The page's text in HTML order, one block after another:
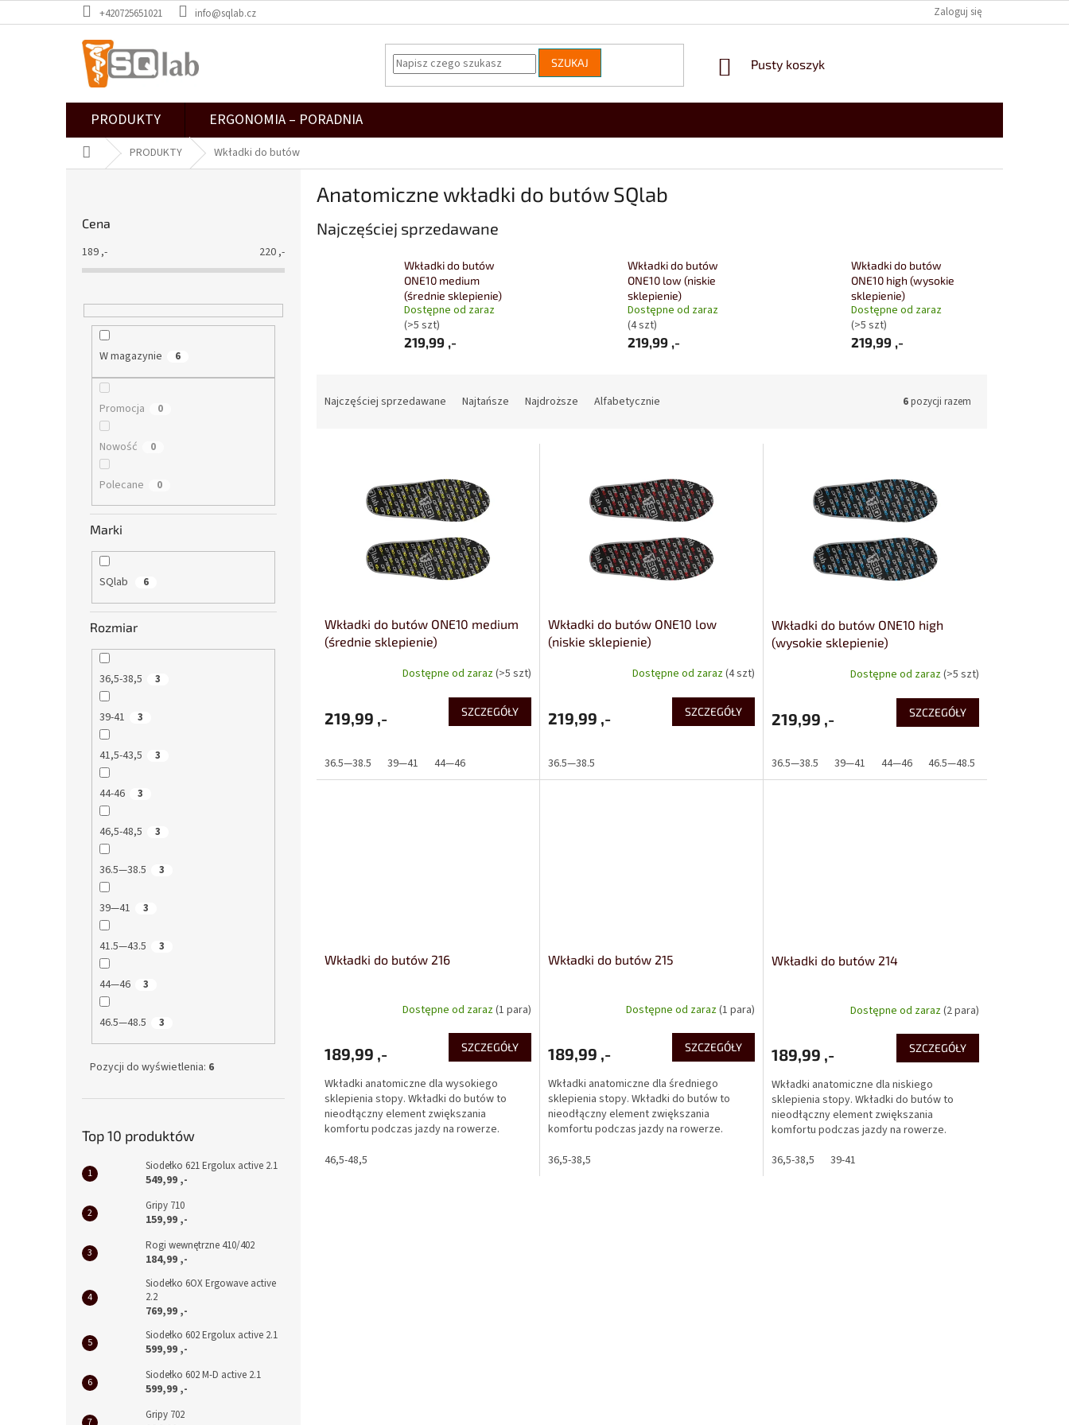
do
+420725651021 info@sqlab.cz Zaloguj się
SZUKAJ KOSZYK
Pusty koszyk
PRODUKTY ERGONOMIA – PORADNIA
Home PRODUKTY Wkładki do butów
Cena
189,- 220,-
W magazynie 6
Promocja 0
Nowość 0
Polecane 0
Marki
SQlab 6
Rozmiar
36,5-38,5 3
39-41 3
41,5-43,5 3
44-46 3
46,5-48,5 3
36.5—38.5 3
39—41 3
41.5—43.5 3
44—46 3
46.5—48.5 3
Pozycji do wyświetlenia: 6
Top 10 produktów
Siodełko 621 Ergolux active 2.1
549,99 ,-
Gripy 710
159,99 ,-
Rogi wewnętrzne 410/402
184,99 ,-
Siodełko 6OX Ergowave active
2.2
769,99 ,-
Siodełko 602 Ergolux active 2.1
599,99 ,-
Siodełko 602 M-D active 2.1
599,99 ,-
Gripy 702
Anatomiczne wkładki do butów SQlab
Najczęściej sprzedawane
Wkładki do butów
ONE10 medium
(średnie sklepienie)
Dostępne od zaraz
(>5 szt)
219,99 ,-
Wkładki do butów
ONE10 low (niskie
sklepienie)
Dostępne od zaraz
(4 szt)
219,99 ,-
Wkładki do butów
ONE10 high (wysokie
sklepienie)
Dostępne od zaraz
(>5 szt)
219,99 ,-
Najczęściej sprzedawane Najtańsze Najdroższe Alfabetycznie 6pozycji razem
Wkładki do butów ONE10 medium
(średnie sklepienie)
Dostępne od zaraz(>5 szt)
219,99 ,- SZCZEGÓŁY
36.5—38.5 39—41 44—46
Wkładki do butów ONE10 low
(niskie sklepienie)
Dostępne od zaraz(4 szt)
219,99 ,- SZCZEGÓŁY
36.5—38.5
Wkładki do butów ONE10 high
(wysokie sklepienie)
Dostępne od zaraz(>5 szt)
219,99 ,- SZCZEGÓŁY
36.5—38.5 39—41 44—46 46.5—48.5
Wkładki do butów 216
Dostępne od zaraz(1 para)
189,99 ,- SZCZEGÓŁY
Wkładki anatomiczne dla wysokiego
sklepienia stopy. Wkładki do butów to
nieodłączny element zwiększania
komfortu podczas jazdy na rowerze.
46,5-48,5
Wkładki do butów 215
Dostępne od zaraz(1 para)
189,99 ,- SZCZEGÓŁY
Wkładki anatomiczne dla średniego
sklepienia stopy. Wkładki do butów to
nieodłączny element zwiększania
komfortu podczas jazdy na rowerze.
36,5-38,5
Wkładki do butów 214
Dostępne od zaraz(2 para)
189,99 ,- SZCZEGÓŁY
Wkładki anatomiczne dla niskiego
sklepienia stopy. Wkładki do butów to
nieodłączny element zwiększania
komfortu podczas jazdy na rowerze.
36,5-38,5
39-41